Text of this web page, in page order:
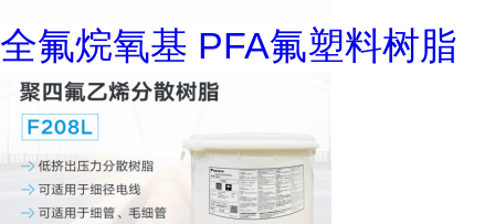
全氟烷氧基 PFA氟塑料树脂